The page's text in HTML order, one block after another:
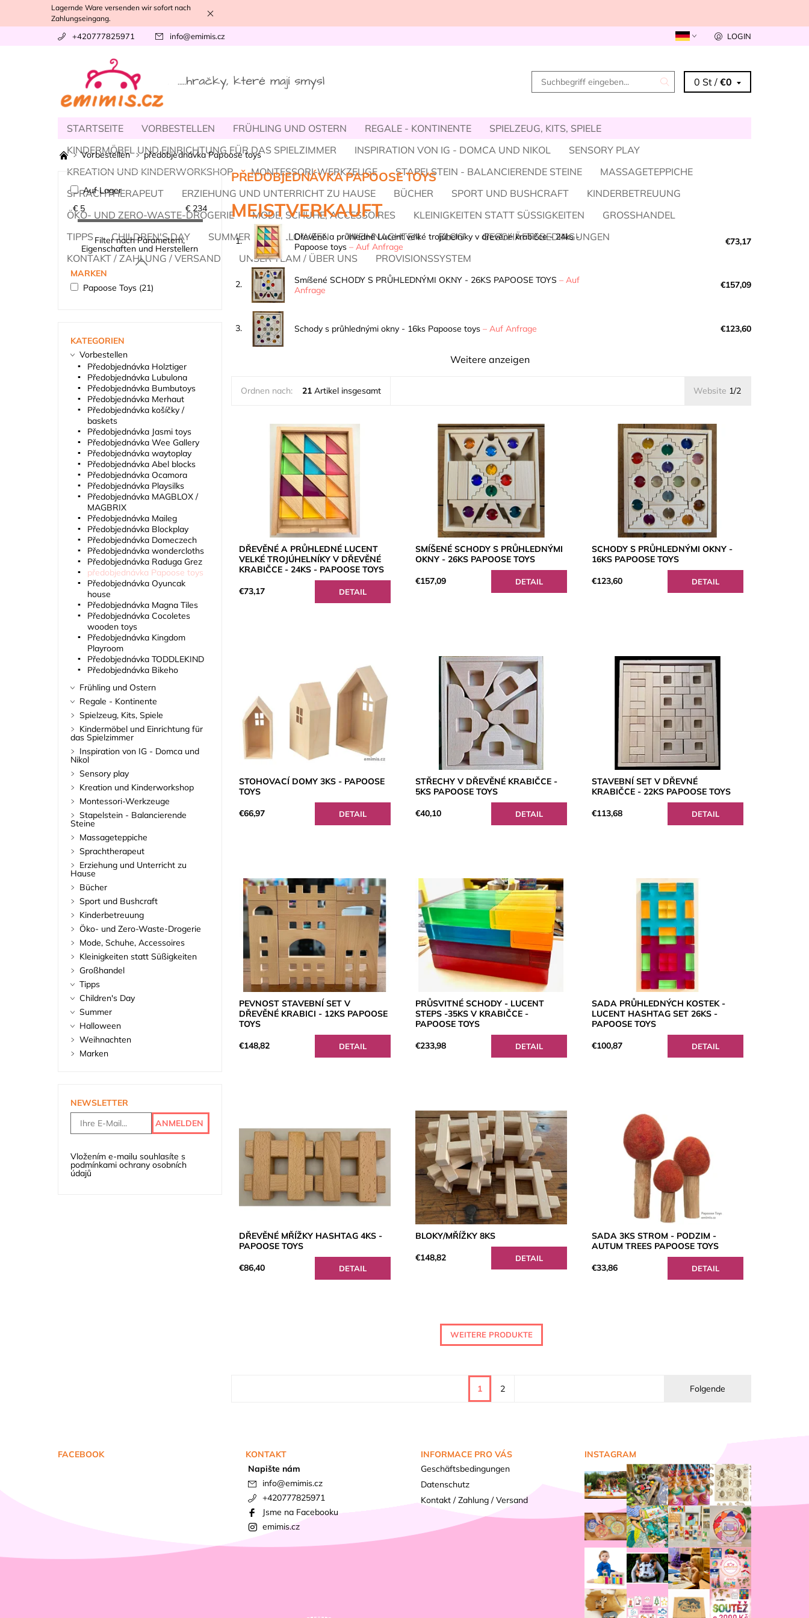
Lagernde Ware versenden wir sofort nach
Zahlungseingang.
+420777825971 info@emimis.cz LOGIN
0 St /€0
STARTSEITE VORBESTELLEN FRÜHLING UND OSTERN REGALE - KONTINENTE
SPIELZEUG, KITS, SPIELE
KINDERMÖBEL UND EINRICHTUNG FÜR DAS SPIELZIMMER
INSPIRATION VON IG - DOMCA UND NIKOL
SENSORY PLAY
KREATION UND KINDERWORKSHOP
MONTESSORI-WERKZEUGE STAPELSTEIN - BALANCIERENDE STEINE
MASSAGETEPPICHE
SPRACHTHERAPEUT
ERZIEHUNG UND UNTERRICHT ZU HAUSE BÜCHER SPORT UND BUSHCRAFT
KINDERBETREUUNG
ÖKO- UND ZERO-WASTE-DROGERIE
MODE, SCHUHE, ACCESSOIRES KLEINIGKEITEN STATT SÜSSIGKEITEN
GROSSHANDEL
TIPPS
CHILDREN'S DAY SUMMER HALLOWEEN WEIHNACHTEN BLOG
GESCHÄFTSBEDINGUNGEN
KONTAKT / ZAHLUNG / VERSAND
UNSER TEAM / ÜBER UNS PROVISIONSSYSTEM
Vorbestellen předobjednávka Papoose toys
PŘEDOBJEDNÁVKA PAPOOSE TOYS
MEISTVERKAUFT
1.
Dřevěné a průhledné Lucent velké trojúhelníky v dřevěné krabičce - 24ks -
Papoose toys – Auf Anfrage €73,17
2. Smíšené SCHODY S PRŮHLEDNÝMI OKNY - 26KS PAPOOSE TOYS – Auf
Anfrage
€157,09
3. Schody s průhlednými okny - 16ks Papoose toys – Auf Anfrage €123,60
Weitere anzeigen
Ordnen nach: 21Artikel insgesamt Website 1/2
DŘEVĚNÉ A PRŮHLEDNÉ LUCENT
VELKÉ TROJÚHELNÍKY V DŘEVĚNÉ
KRABIČCE - 24KS - PAPOOSE TOYS
€73,17 DETAIL
SMÍŠENÉ SCHODY S PRŮHLEDNÝMI
OKNY - 26KS PAPOOSE TOYS
€157,09 DETAIL
SCHODY S PRŮHLEDNÝMI OKNY -
16KS PAPOOSE TOYS
€123,60 DETAIL
STOHOVACÍ DOMY 3KS - PAPOOSE
TOYS
€66,97 DETAIL
STŘECHY V DŘEVĚNÉ KRABIČCE -
5KS PAPOOSE TOYS
€40,10 DETAIL
STAVEBNÍ SET V DŘEVNÉ
KRABIČCE - 22KS PAPOOSE TOYS
€113,68 DETAIL
PEVNOST STAVEBNÍ SET V
DŘEVĚNÉ KRABICI - 12KS PAPOOSE
TOYS
€148,82 DETAIL
PRŮSVITNÉ SCHODY - LUCENT
STEPS -35KS V KRABIČCE -
PAPOOSE TOYS
€233,98 DETAIL
SADA PRŮHLEDNÝCH KOSTEK -
LUCENT HASHTAG SET 26KS -
PAPOOSE TOYS
€100,87 DETAIL
DŘEVĚNÉ MŘÍŽKY HASHTAG 4KS -
PAPOOSE TOYS
€86,40 DETAIL
BLOKY/MŘÍŽKY 8KS
€148,82 DETAIL
SADA 3KS STROM - PODZIM -
AUTUM TREES PAPOOSE TOYS
€33,86 DETAIL
WEITERE PRODUKTE
Folgende
1 2
Auf Lager
€ 5 € 234
Filter nach Parametern,
Eigenschaften und Herstellern
MARKEN
Papoose Toys (21)
KATEGORIEN
Vorbestellen
Předobjednávka Holztiger
Předobjednávka Lubulona
Předobjednávka Bumbutoys
Předobjednávka Merhaut
Předobjednávka košíčky /
baskets
Předobjednávka Jasmi toys
Předobjednávka Wee Gallery
Předobjednávka waytoplay
Předobjednávka Abel blocks
Předobjednávka Ocamora
Předobjednávka Playsilks
Předobjednávka MAGBLOX /
MAGBRIX
Předobjednávka Maileg
Předobjednávka Blockplay
Předobjednávka Domeczech
Předobjednávka wondercloths
Předobjednávka Raduga Grez
předobjednávka Papoose toys
Předobjednávka Oyuncak
house
Předobjednávka Magna Tiles
Předobjednávka Cocoletes
wooden toys
Předobjednávka Kingdom
Playroom
Předobjednávka TODDLEKIND
Předobjednávka Bikeho
Frühling und Ostern
Regale - Kontinente
Spielzeug, Kits, Spiele
Kindermöbel und Einrichtung für
das Spielzimmer
Inspiration von IG - Domca und
Nikol
Sensory play
Kreation und Kinderworkshop
Montessori-Werkzeuge
Stapelstein - Balancierende
Steine
Massageteppiche
Sprachtherapeut
Erziehung und Unterricht zu
Hause
Bücher
Sport und Bushcraft
Kinderbetreuung
Öko- und Zero-Waste-Drogerie
Mode, Schuhe, Accessoires
Kleinigkeiten statt Süßigkeiten
Großhandel
Tipps
Children's Day
Summer
Halloween
Weihnachten
Marken
NEWSLETTER
Vložením e-mailu souhlasíte s
podmínkami ochrany osobních
údajů
FACEBOOK
KONTAKT
Napište nám
info@emimis.cz
+420777825971
Jsme na Facebooku
emimis.cz
INFORMACE PRO VÁS
Geschäftsbedingungen
Datenschutz
Kontakt / Zahlung / Versand
INSTAGRAM